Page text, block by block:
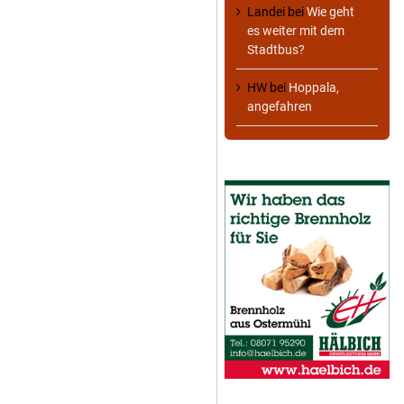
Landei beiWie geht
es weiter mit dem
Stadtbus?
HW bei Hoppala,
angefahren